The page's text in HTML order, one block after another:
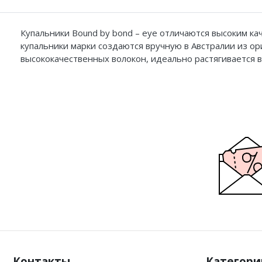
Купальники Bound by bond – eye отличаются высоким
купальники марки создаются вручную в Австралии из
высококачественных волокон, идеально